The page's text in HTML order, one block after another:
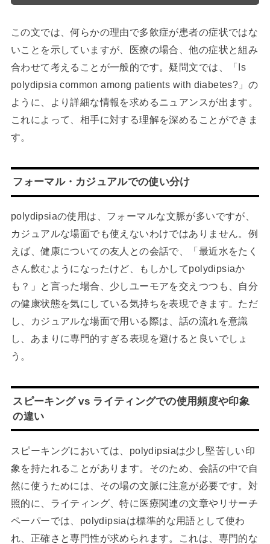
この文では、何らかの理由で多飲症が患者の症状ではな
いことを示していますが、医療の場合、他の症状と組み
合わせて考えることが一般的です。疑問文では、「Is
polydipsia common among patients with diabetes?」の
ように、より詳細な情報を求めるニュアンスが出ます。
これによって、相手に対する理解を深めることができま
す。
フォーマル・カジュアルでの使い分け
polydipsiaの使用は、フォーマルな文脈が多いですが、
カジュアルな場面でも使えないわけではありません。例
えば、健康についての友人との会話で、「最近水をたく
さん飲むようになったけど、もしかしてpolydipsiaか
も？」と言った場合、少しユーモアを交えつつも、自分
の健康状態を気にしている気持ちを表現できます。ただ
し、カジュアルな場面で用いる際は、話の流れを意識
し、あまりに専門的すぎる表現を避けると良いでしょ
う。
スピーキング vs ライティングでの使用頻度や印象
の違い
スピーキングにおいては、polydipsiaは少し堅苦しい印
象を持たれることがあります。そのため、会話の中で自
然に使うためには、その場の文脈に注意が必要です。対
照的に、ライティング、特に医療関連の文章やリサーチ
ペーパーでは、polydipsiaは標準的な用語として使わ
れ、正確さと専門性が求められます。これは、専門的な